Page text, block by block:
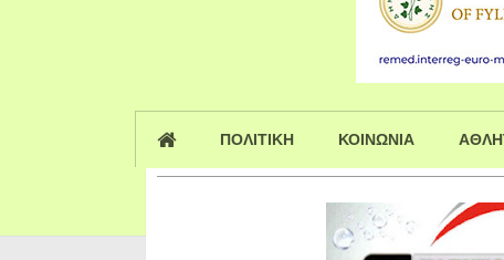
ΠΟΛΙΤΙΚΗ ΚΟΙΝΩΝΙΑ